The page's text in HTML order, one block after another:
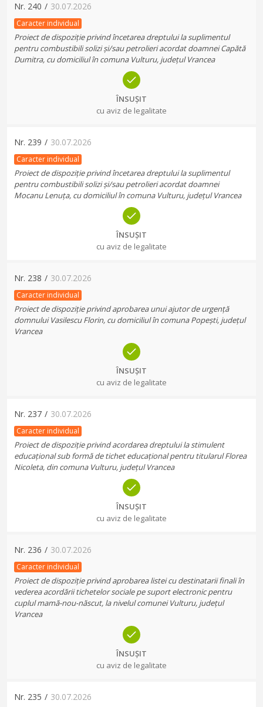
Nr. 240 / 30.07.2026
Caracter individual
Proiect de dispoziție privind încetarea dreptului la suplimentul
pentru combustibili solizi și/sau petrolieri acordat doamnei Capătă
Dumitra, cu domiciliul în comuna Vulturu, județul Vrancea
ÎNSUȘIT
cu aviz de legalitate
Nr. 239 / 30.07.2026
Caracter individual
Proiect de dispoziție privind încetarea dreptului la suplimentul
pentru combustibili solizi și/sau petrolieri acordat doamnei
Mocanu Lenuța, cu domiciliul în comuna Vulturu, județul Vrancea
ÎNSUȘIT
cu aviz de legalitate
Nr. 238 / 30.07.2026
Caracter individual
Proiect de dispoziție privind aprobarea unui ajutor de urgență
domnului Vasilescu Florin, cu domiciliul în comuna Popești, județul
Vrancea
ÎNSUȘIT
cu aviz de legalitate
Nr. 237 / 30.07.2026
Caracter individual
Proiect de dispoziție privind acordarea dreptului la stimulent
educațional sub formă de tichet educațional pentru titularul Florea
Nicoleta, din comuna Vulturu, județul Vrancea
ÎNSUȘIT
cu aviz de legalitate
Nr. 236 / 30.07.2026
Caracter individual
Proiect de dispoziție privind aprobarea listei cu destinatarii finali în
vederea acordării tichetelor sociale pe suport electronic pentru
cuplul mamă-nou-născut, la nivelul comunei Vulturu, județul
Vrancea
ÎNSUȘIT
cu aviz de legalitate
Nr. 235 / 30.07.2026